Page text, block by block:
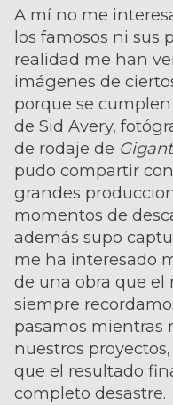
A mí no me
los famosos ni sus
realidad me han
imágenes de
porque se
de Sid Avery,
de rodaje de
pudo compartir
grandes
momentos de
además supo
me ha interesado
de una obra que el
siempre
pasamos mientras
nuestros
que el resultado
completo desastre.